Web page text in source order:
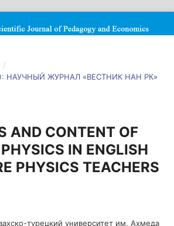
/
НАУЧНЫЙ ЖУРНАЛ «ВЕСТНИК НАН РК»
AND CONTENT OF
IN ENGLISH
PHYSICS TEACHERS
турецкий университет им. Ахмеда